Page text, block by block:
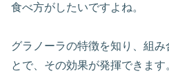
食べ方がしたいですよね。
グラノーラの特徴を知り、組
とで、その効果が発揮できます